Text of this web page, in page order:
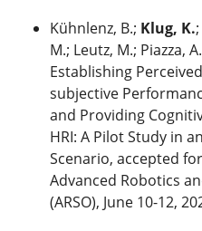
Kühnlenz, B.; Klug, K.
M.; Leutz, M.; Piazza,
Establishing
subjective
and Providing
HRI: A Pilot Study in
Scenario, accepted
Advanced Robotics
(ARSO), June 10-12,